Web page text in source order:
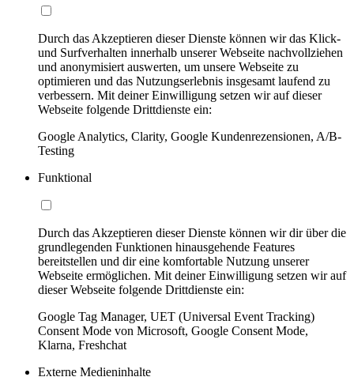
Durch das Akzeptieren dieser Dienste können wir das Klick-
und Surfverhalten innerhalb unserer Webseite nachvollziehen
und anonymisiert auswerten, um unsere Webseite zu
optimieren und das Nutzungserlebnis insgesamt laufend zu
verbessern. Mit deiner Einwilligung setzen wir auf dieser
Webseite folgende Drittdienste ein:
Google Analytics, Clarity, Google Kundenrezensionen, A/B-
Testing
Funktional
Durch das Akzeptieren dieser Dienste können wir dir über die
grundlegenden Funktionen hinausgehende Features
bereitstellen und dir eine komfortable Nutzung unserer
Webseite ermöglichen. Mit deiner Einwilligung setzen wir auf
dieser Webseite folgende Drittdienste ein:
Google Tag Manager, UET (Universal Event Tracking)
Consent Mode von Microsoft, Google Consent Mode,
Klarna, Freshchat
Externe Medieninhalte